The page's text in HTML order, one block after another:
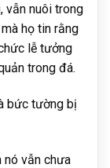
vẫn nuôi trong
họ tin rằng
lễ tưởng
trong đá.
bức tường bị
nó vẫn chưa